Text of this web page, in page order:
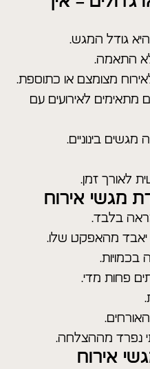
גודל המגש.
התאמה.
מצומצם או כתוספת.
מתאימים לאירועים עם
בינוניים.
לאורך זמן.
מגשי אירוח
בלבד.
יאבד מהאפקט שלו.
פחות מדי.
נפרד מההצלחה.
אירוח